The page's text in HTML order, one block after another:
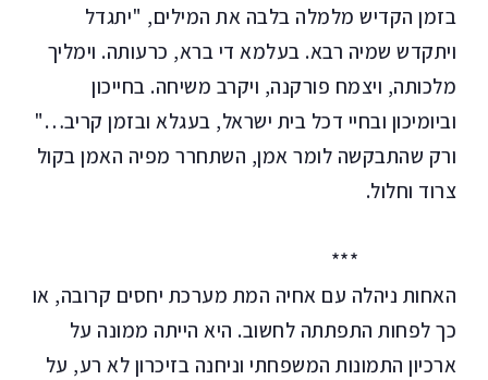
בזמן הקדיש מלמלה בלבה את המילים, "יתגדל
ויתקדש שמיה רבא. בעלמא די ברא, כרעותה. וימליך
מלכותה, ויצמח פורקנה, ויקרב משיחה. בחייכון
וביומיכון ובחיי דכל בית ישראל, בעגלא ובזמן קריב…"
ורק שהתבקשה לומר אמן, השתחרר מפיה האמן בקול
צרוד וחלול.
***
האחות ניהלה עם אחיה המת מערכת יחסים קרובה, או
כך לפחות התפתתה לחשוב. היא הייתה ממונה על
ארכיון התמונות המשפחתי וניחנה בזיכרון לא רע, על